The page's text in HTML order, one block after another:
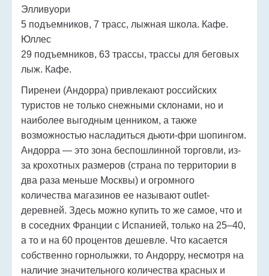
Элливуори
5 подъемников, 7 трасс, лыжная школа. Кафе.
Юллес
29 подъемников, 63 трассы, трассы для беговых
лыж. Кафе.
Пиренеи (Андорра) привлекают российских
туристов не только снежными склонами, но и
наиболее выгодным ценником, а также
возможностью насладиться дьюти-фри шопингом.
Андорра — это зона беспошлинной торговли, из-
за крохотных размеров (страна по территории в
два раза меньше Москвы) и огромного
количества магазинов ее называют outlet-
деревней. Здесь можно купить то же самое, что и
в соседних Франции с Испанией, только на 25–40,
а то и на 60 процентов дешевле. Что касается
собственно горнолыжки, то Андорру, несмотря на
наличие значительного количества красных и